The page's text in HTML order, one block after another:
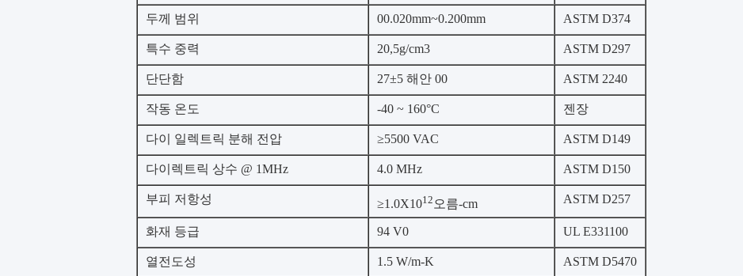
두께 범위 00.020mm~0.200mm ASTM D374
특수 중력 20,5g/cm3 ASTM D297
단단함 27±5 해안 00 ASTM 2240
작동 온도 -40 ~ 160°C 젠장
다이 일렉트릭 분해 전압 ≥5500 VAC ASTM D149
다이렉트릭 상수 @ 1MHz 4.0 MHz ASTM D150
부피 저항성 ≥1.0X1012 오름-cm ASTM D257
화재 등급 94 V0 UL E331100
열전도성 1.5 W/m-K ASTM D5470